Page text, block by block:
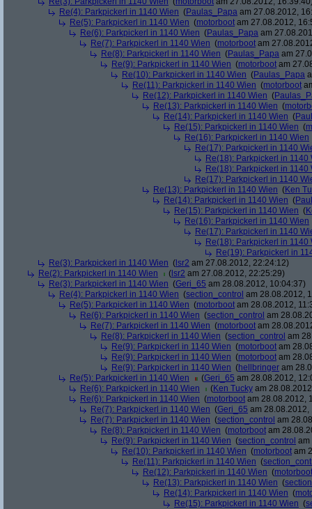
Re(4): Parkpickerl in 1140 Wien (Paulas_Papa am 27.08.2012,
Re(5): Parkpickerl in 1140 Wien (motorboot am 27.08.2012,
Re(6): Parkpickerl in 1140 Wien (Paulas_Papa am
Re(7): Parkpickerl in 1140 Wien (motorboot am
Re(8): Parkpickerl in 1140 Wien (Paulas_Papa am
Re(9): Parkpickerl in 1140 Wien (motorboot am
Re(10): Parkpickerl in 1140 Wien (Paulas_Papa
Re(11): Parkpickerl in 1140 Wien (motorboot
Re(12): Parkpickerl in 1140 Wien (
Re(13): Parkpickerl in 1140 Wien (
Re(14): Parkpickerl in 1140 Wien (
Re(15): Parkpickerl in 1140 Wien (
Re(16): Parkpickerl in 1140 Wien
Re(17): Parkpickerl in 1140
Re(18): Parkpickerl in 1140
Re(18): Parkpickerl in 1140
Re(17): Parkpickerl in 1140
Re(13): Parkpickerl in 1140 Wien (Ken
Re(14): Parkpickerl in 1140 Wien (
Re(15): Parkpickerl in 1140 Wien (
Re(16): Parkpickerl in 1140 Wien
Re(17): Parkpickerl in 1140
Re(18): Parkpickerl in 1140
Re(19): Parkpickerl in
Re(3): Parkpickerl in 1140 Wien ( lsr2 am 27.08.2012, 22:24:12)
Re(2): Parkpickerl in 1140 Wien
( lsr2 am 27.08.2012, 22:25:29)
Re(3): Parkpickerl in 1140 Wien (Geri_65 am 28.08.2012, 10:04:37)
Re(4): Parkpickerl in 1140 Wien (section_control am 28.08.2012,
Re(5): Parkpickerl in 1140 Wien (motorboot am 28.08.2012,
Re(6): Parkpickerl in 1140 Wien (section_control am
Re(7): Parkpickerl in 1140 Wien (motorboot am
Re(8): Parkpickerl in 1140 Wien (section_control am
Re(9): Parkpickerl in 1140 Wien (motorboot am
Re(9): Parkpickerl in 1140 Wien (motorboot am
Re(9): Parkpickerl in 1140 Wien (hellbringer am
Re(5): Parkpickerl in 1140 Wien
(Geri_65 am 28.08.2012,
Re(6): Parkpickerl in 1140 Wien
(Ken Tucky am
Re(6): Parkpickerl in 1140 Wien (motorboot am 28.08.2012,
Re(7): Parkpickerl in 1140 Wien (Geri_65 am 28.08.2012,
Re(7): Parkpickerl in 1140 Wien (section_control am
Re(8): Parkpickerl in 1140 Wien (motorboot am
Re(9): Parkpickerl in 1140 Wien (section_control am
Re(10): Parkpickerl in 1140 Wien (motorboot am
Re(11): Parkpickerl in 1140 Wien (
Re(12): Parkpickerl in 1140 Wien (motorboot
Re(13): Parkpickerl in 1140 Wien (
Re(14): Parkpickerl in 1140 Wien (
Re(15): Parkpickerl in 1140 Wien (